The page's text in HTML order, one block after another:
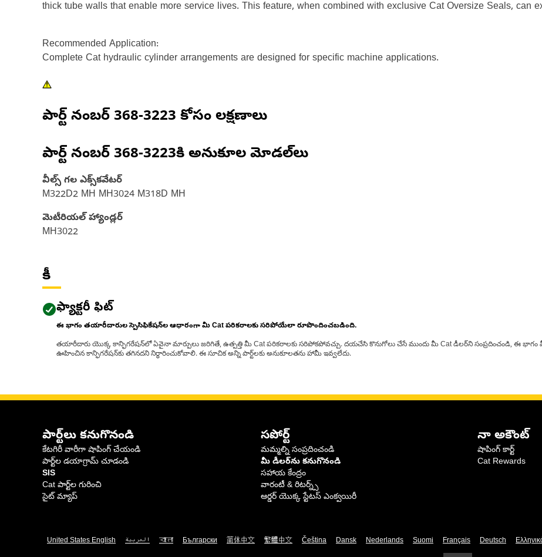
thick tube walls that enable more service lives. This feature, when combined with exclusive Cat Oversize Seals, can
Recommended Application:
Complete Cat hydraulic cylinder arrangements are designed for specific machine applications.
పార్ట్ నంబర్ 368-3223 కోసం లక్షణాలు
పార్ట్ నంబర్ 368-3223కి అనుకూల మోడల్‌లు
వీల్స్ గల ఎక్స్‌కవేటర్
M322D2 MH MH3024 M318D MH
మెటీరియల్ హ్యాండ్లర్
MH3022
కీ
ఫ్యాక్టరీ ఫిట్
ఈ భాగం తయారీదారుల స్పెసిఫికేషన్‌ల ఆధారంగా మీ Cat పరికరాలకు సరిపోయేలా రూపొందించబడింది.
తయారీదారు యొక్క కాన్ఫిగరేషన్‌లో ఏవైనా మార్పులు జరిగితే, ఉత్పత్తి మీ Cat పరికరాలకు సరిపోకపోవచ్చు. దయచేసి కొనుగోలు చేసే ముందు మీ Cat డీలర్‌ని సంప్రదించండి, ఈ భాగం మీ
ఊహించిన కాన్ఫిగరేషన్‌కు తగినదని నిర్ధారించుకోవాలి. ఈ సూచిక అన్ని పార్ట్‌లకు అనుకూలతను హామీ ఇవ్వలేదు.
పార్ట్‌లు కనుగొనండి
కేటగిరీ వారీగా షాపింగ్ చేయండి
పార్ట్‌ల డయాగ్రామ్ చూడండి
SIS
Cat పార్ట్‌ల గురించి
సైట్ మ్యాప్
సపోర్ట్
మమ్మల్ని సంప్రదించండి
మీ డీలర్‌ను కనుగొనండి
సహాయ కేంద్రం
వారంటీ & రిటర్న్స్
ఆర్డర్ యొక్క స్టేటస్ ఎంక్వయిరీ
నా అకౌంట్
షాపింగ్ కార్ట్
Cat Rewards
United States English العربية বাংলা Български 简体中文 繁體中文 Čeština Dansk Nederlands Suomi Français Deutsch